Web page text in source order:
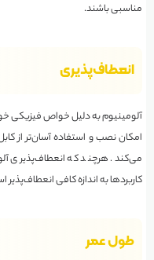
مناسبی باشند.
انعطاف‌پذیری
آلومینیوم به دلیل خواص فیزیکی
امکان نصب و استفاده آسان‌تر از
می‌کند. هرچند که انعطاف‌پذیری
کاربردها به اندازه کافی انعطاف‌پذیر
طول عمر